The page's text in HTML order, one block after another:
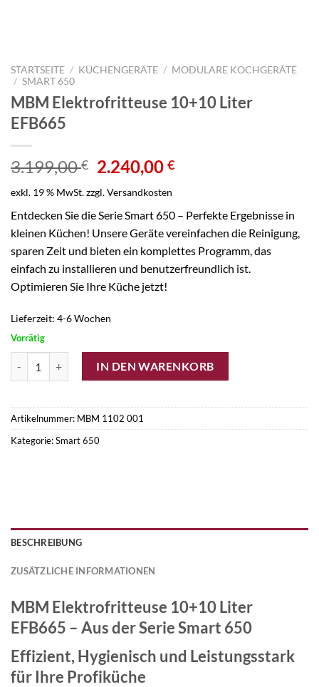
STARTSEITE / KÜCHENGERÄTE / MODULARE KOCHGERÄTE
/ SMART 650
MBM Elektrofritteuse 10+10 Liter
EFB665
3.199,00€ Ursprünglicher
war:
3.199,00 €
2.240,00€Aktueller
2.240,00 €.
exkl. 19 % MwSt.zzgl.Versandkosten
Entdecken Sie die Serie Smart 650 – Perfekte Ergebnisse in
kleinen Küchen! Unsere Geräte vereinfachen die Reinigung,
sparen Zeit und bieten ein komplettes Programm, das
einfach zu installieren und benutzerfreundlich ist.
Optimieren Sie Ihre Küche jetzt!
Lieferzeit: 4-6 Wochen
Vorrätig
IN DEN WARENKORB
Artikelnummer: MBM 1102 001
Kategorie:Smart 650
BESCHREIBUNG
ZUSÄTZLICHE INFORMATIONEN
MBM Elektrofritteuse 10+10 Liter
EFB665 – Aus der Serie Smart 650
Effizient, Hygienisch und Leistungsstark
für Ihre Profiküche